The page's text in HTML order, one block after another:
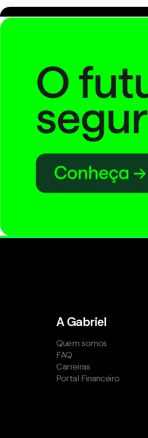
A Gabriel
Quem somos
FAQ
Carreiras
Portal Financeiro